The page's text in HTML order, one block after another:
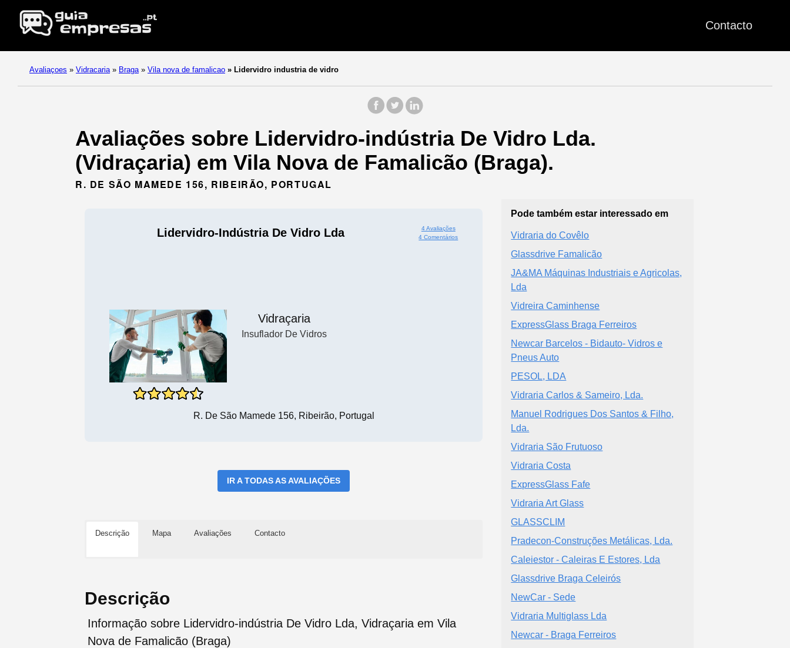
Contacto
Avaliaçoes » Vidracaria » Braga » Vila nova de famalicao » Lidervidro industria de vidro
Avaliações sobre Lidervidro-indústria De Vidro Lda.
(Vidraçaria) em Vila Nova de Famalicão (Braga).
R. DE SÃO MAMEDE 156, RIBEIRÃO, PORTUGAL
Lidervidro-Indústria De Vidro Lda
4 Avaliações
4 Comentários
Vidraçaria
Insuflador De Vidros
R. De São Mamede 156, Ribeirão, Portugal
IR A TODAS AS AVALIAÇÕES
Descrição Mapa Avaliações Contacto
Descrição
Informação sobre Lidervidro-indústria De Vidro Lda, Vidraçaria em Vila
Nova de Famalicão (Braga)
Pode também estar interessado em
Vidraria do Covêlo
Glassdrive Famalicão
JA&MA Máquinas Industriais e Agricolas,
Lda
Vidreira Caminhense
ExpressGlass Braga Ferreiros
Newcar Barcelos - Bidauto- Vidros e
Pneus Auto
PESOL, LDA
Vidraria Carlos & Sameiro, Lda.
Manuel Rodrigues Dos Santos & Filho,
Lda.
Vidraria São Frutuoso
Vidraria Costa
ExpressGlass Fafe
Vidraria Art Glass
GLASSCLIM
Pradecon-Construções Metálicas, Lda.
Caleiestor - Caleiras E Estores, Lda
Glassdrive Braga Celeirós
NewCar - Sede
Vidraria Multiglass Lda
Newcar - Braga Ferreiros